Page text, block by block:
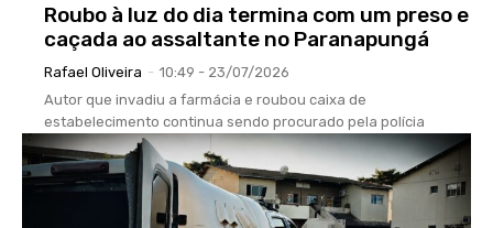
Roubo à luz do dia termina com um preso e
caçada ao assaltante no Paranapungá
Rafael Oliveira - 10:49 - 23/07/2026
Autor que invadiu a farmácia e roubou caixa de
estabelecimento continua sendo procurado pela polícia